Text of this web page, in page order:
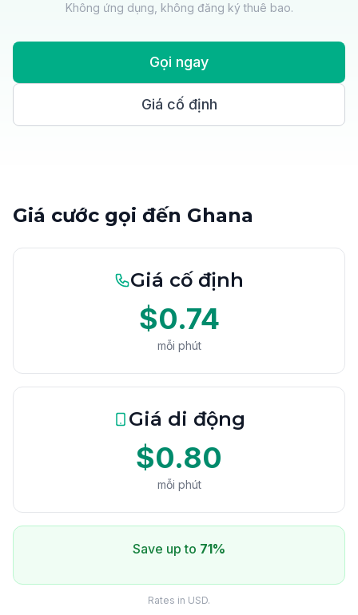
Không ứng dụng, không đăng ký thuê bao.
Gọi ngay
Giá cố định
Giá cước gọi đến Ghana
Giá cố định
$0.74
mỗi phút
Giá di động
$0.80
mỗi phút
Save up to 71%
Rates in USD.